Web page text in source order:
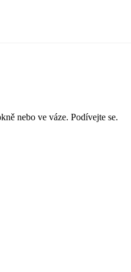
nebo ve váze. Podívejte se.